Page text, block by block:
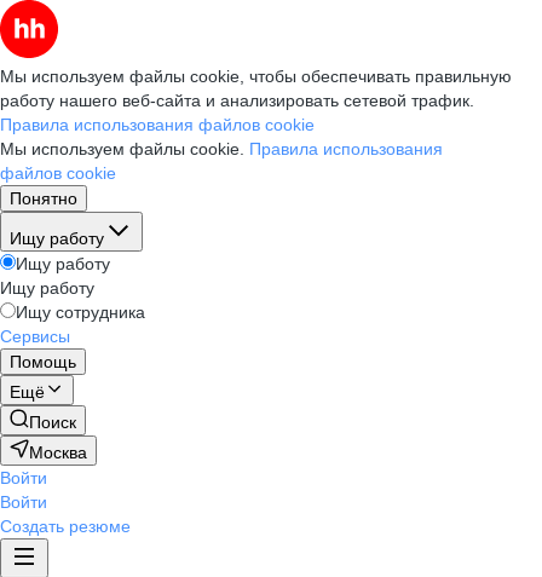
Мы используем файлы cookie, чтобы обеспечивать правильную
работу нашего веб-сайта и анализировать сетевой трафик.
Правила использования файлов cookie
Мы используем файлы cookie. Правила использования
файлов cookie
Понятно
Ищу работу
Ищу работу
Ищу работу
Ищу сотрудника
Сервисы
Помощь
Ещё
Поиск
Москва
Войти
Войти
Создать резюме